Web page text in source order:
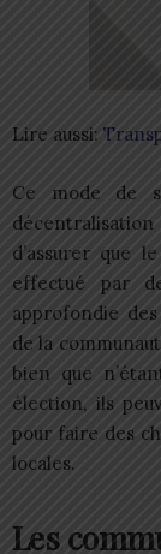
Lire aussi:
Ce mode de
d’assurer que
effectué par
approfondie
de la
bien que
élection, ils
pour faire des
locales.
Les